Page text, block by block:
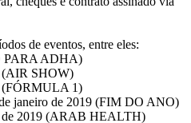
de eventos, entre eles:
PARA ADHA)
(AIR SHOW)
(FÓRMULA 1)
janeiro de 2019 (FIM DO ANO)
de 2019 (ARAB HEALTH)